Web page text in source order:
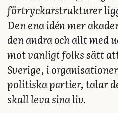
förtryckarstrukturer
Den ena idén mer
den andra och allt med
mot vanligt folks sätt
Sverige, i
politiska partier, talar
skall leva sina liv.